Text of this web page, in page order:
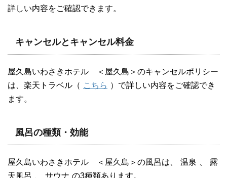
詳しい内容をご確認できます。
キャンセルとキャンセル料金
屋久島いわさきホテル ＜屋久島＞のキャンセルポリシー
は、楽天トラベル（ こちら ）で詳しい内容をご確認でき
ます。
風呂の種類・効能
屋久島いわさきホテル ＜屋久島＞の風呂は、 温泉
露
天風呂
サウナ の3種類あります。